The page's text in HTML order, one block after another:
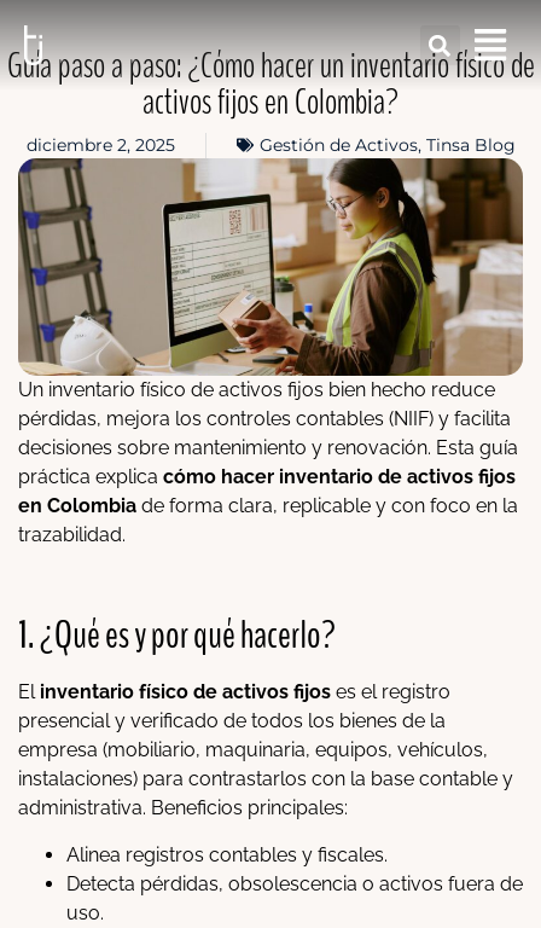
Guía paso a paso: ¿Cómo hacer un inventario físico de
activos fijos en Colombia?
diciembre 2, 2025 Gestión de Activos, Tinsa Blog
Un inventario físico de activos fijos bien hecho reduce
pérdidas, mejora los controles contables (NIIF) y facilita
decisiones sobre mantenimiento y renovación. Esta guía
práctica explica cómo hacer inventario de activos fijos
en Colombia de forma clara, replicable y con foco en la
trazabilidad.
1. ¿Qué es y por qué hacerlo?
El inventario físico de activos fijos es el registro
presencial y verificado de todos los bienes de la
empresa (mobiliario, maquinaria, equipos, vehículos,
instalaciones) para contrastarlos con la base contable y
administrativa. Beneficios principales:
Alinea registros contables y fiscales.
Detecta pérdidas, obsolescencia o activos fuera de
uso.